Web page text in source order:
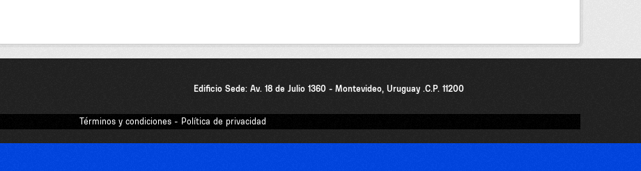
Edificio Sede: Av. 18 de Julio 1360 - Montevideo, Uruguay .C.P. 11200
Términos y condiciones - Política de privacidad